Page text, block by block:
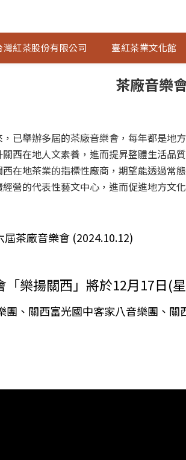
灣紅茶股份有限公司 臺紅茶業文化館
茶廠音樂
已舉辦多屆的茶廠音樂會，每年都是地
西在地人文素養，進而提昇整體生活品
在地茶業的指標性廠商，期望能透過常
營的代表性藝文中心，進而促進地方文
茶廠音樂會 (2024.10.12)
「樂揚關西」將於12月17日(
團、關西富光國中客家八音樂團、